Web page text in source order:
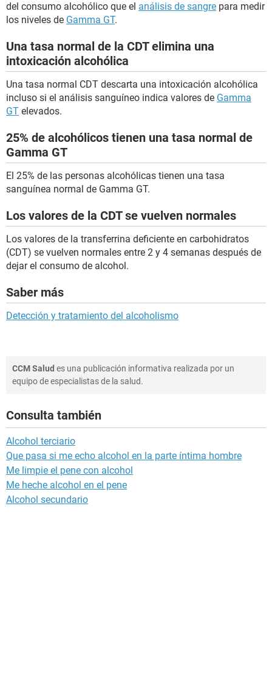
del consumo alcohólico que el análisis de sangre para medir
los niveles de Gamma GT.
Una tasa normal de la CDT elimina una
intoxicación alcohólica
Una tasa normal CDT descarta una intoxicación alcohólica
incluso si el análisis sanguíneo indica valores de Gamma
GT elevados.
25% de alcohólicos tienen una tasa normal de
Gamma GT
El 25% de las personas alcohólicas tienen una tasa
sanguínea normal de Gamma GT.
Los valores de la CDT se vuelven normales
Los valores de la transferrina deficiente en carbohidratos
(CDT) se vuelven normales entre 2 y 4 semanas después de
dejar el consumo de alcohol.
Saber más
Detección y tratamiento del alcoholismo
CCM Salud es una publicación informativa realizada por un
equipo de especialistas de la salud.
Consulta también
Alcohol terciario
Que pasa si me echo alcohol en la parte íntima hombre
Me limpie el pene con alcohol
Me heche alcohol en el pene
Alcohol secundario